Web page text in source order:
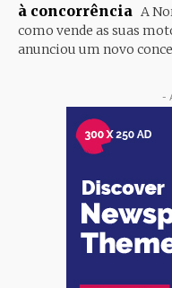
à concorrência A
como vende as suas
anunciou um novo
-